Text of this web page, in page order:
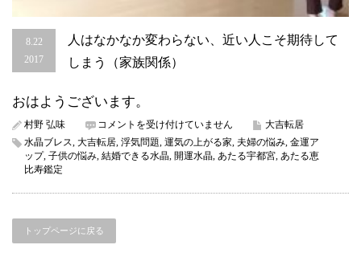
8.22
2017
人はなかなか変わらない、近い人こそ期待して
しまう（家族関係）
おはようございます。
村野 弘味
人
は
な
か
わ
ら
な
コメントを受け付けていません
大吉転居
水晶ブレス, 大吉転居, 浮気問題, 運気の上がる家, 夫婦の悩み, 金運ア
ップ, 子供の悩み, 結婚できる水晶, 開運水晶, あたる宇都宮, あたる恵
比寿鑑定
トップページに戻る